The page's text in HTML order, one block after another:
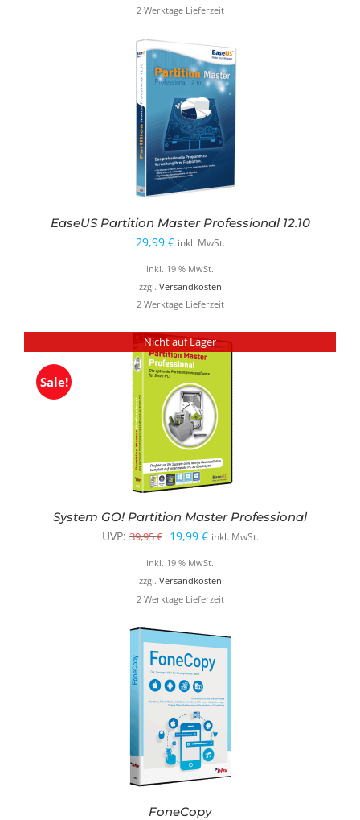
29,99 €14,99 €.
2 Werktage Lieferzeit
EaseUS Partition Master Professional 12.10
29,99 € inkl. MwSt.
inkl. 19 % MwSt.
zzgl. Versandkosten
2 Werktage Lieferzeit
Nicht auf Lager
Sale!
System GO! Partition Master Professional
UVP: 39,95€ Ursprünglicher
Preis
war:
39,95 €
19,99 €Aktueller
Preis
ist:
19,99 €.
inkl. MwSt.
inkl. 19 % MwSt.
zzgl. Versandkosten
2 Werktage Lieferzeit
FoneCopy